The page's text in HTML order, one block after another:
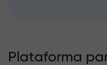
Plataforma